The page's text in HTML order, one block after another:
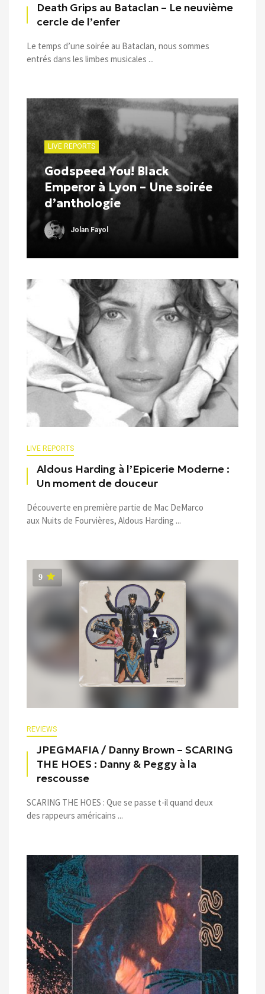
Death Grips au Bataclan – Le neuvième
cercle de l’enfer
Le temps d’une soirée au Bataclan, nous sommes
entrés dans les limbes musicales ...
LIVE REPORTS
Godspeed You! Black
Emperor à Lyon – Une soirée
d’anthologie
Jolan Fayol
LIVE REPORTS
Aldous Harding à l’Epicerie Moderne :
Un moment de douceur
Découverte en première partie de Mac DeMarco
aux Nuits de Fourvières, Aldous Harding ...
9
REVIEWS
JPEGMAFIA / Danny Brown – SCARING
THE HOES : Danny & Peggy à la
rescousse
SCARING THE HOES : Que se passe t-il quand deux
des rappeurs américains ...